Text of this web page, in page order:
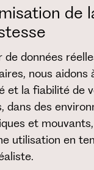
de
de données
nous aidons
et la fiabilité de
dans des
et
utilisation en